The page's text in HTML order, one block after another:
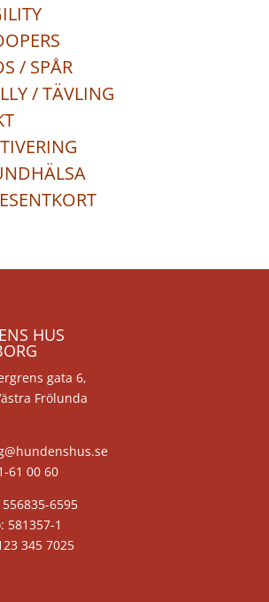
/ SPÅR
/ TÄVLING
HUS
gata 6,
Frölunda
61 00 60
6595
581357-1
345 7025